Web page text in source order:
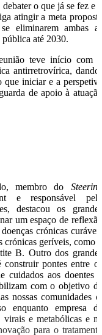
o que já se fez e o
atingir a meta proposta
eliminarem ambas as
até 2030.
teve início com a
antirretrovírica, dando-
que iniciar e a perspetiva
de apoio à atuação
membro do Steering
e responsável pelo
destacou os grandes
um espaço de reflexão
crónicas curáveis
crónicas geríveis, como é
B. Outro dos grandes
pontes entre os
cuidados aos doentes e
com o objetivo de
nossas comunidades e,
enquanto empresa de
virais e metabólicas e na
para o tratamento